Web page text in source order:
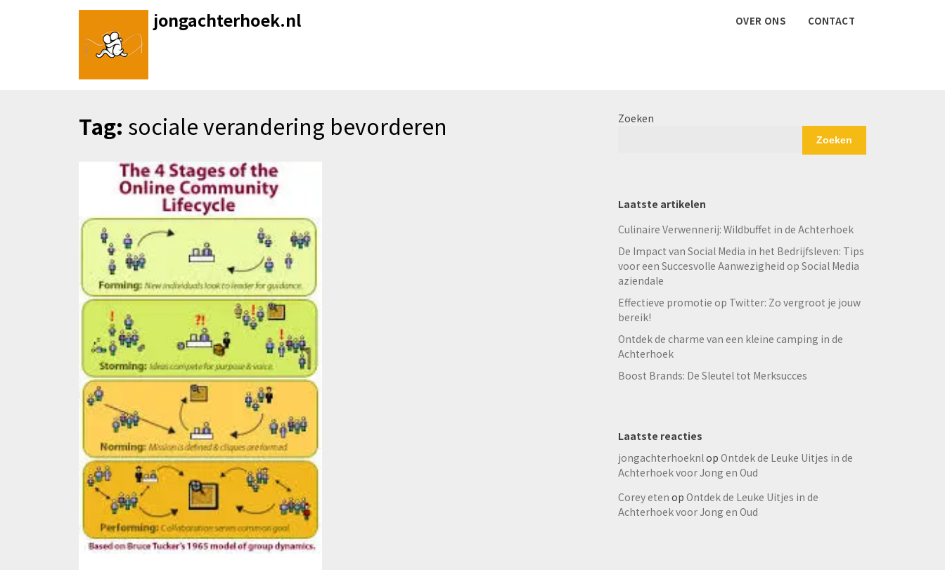
jongachterhoek.nl OVER ONS CONTACT
Tag: sociale verandering bevorderen Zoeken
Zoeken
Laatste artikelen
Culinaire Verwennerij: Wildbuffet in de Achterhoek
De Impact van Social Media in het Bedrijfsleven: Tips
voor een Succesvolle Aanwezigheid op Social Media
aziendale
Effectieve promotie op Twitter: Zo vergroot je jouw
bereik!
Ontdek de charme van een kleine camping in de
Achterhoek
Boost Brands: De Sleutel tot Merksucces
Laatste reacties
jongachterhoeknlop Ontdek de Leuke Uitjes in de
Achterhoek voor Jong en Oud
Corey eten op Ontdek de Leuke Uitjes in de
Achterhoek voor Jong en Oud